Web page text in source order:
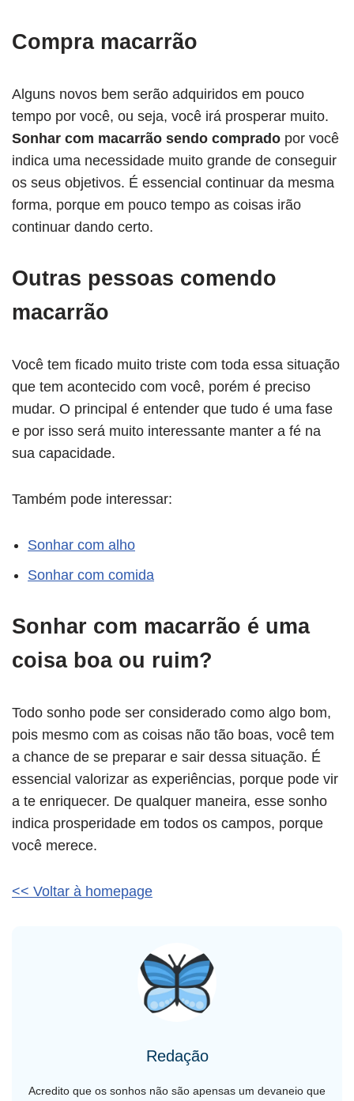
Compra macarrão
Alguns novos bem serão adquiridos em pouco
tempo por você, ou seja, você irá prosperar muito.
Sonhar com macarrão sendo comprado por você
indica uma necessidade muito grande de conseguir
os seus objetivos. É essencial continuar da mesma
forma, porque em pouco tempo as coisas irão
continuar dando certo.
Outras pessoas comendo
macarrão
Você tem ficado muito triste com toda essa situação
que tem acontecido com você, porém é preciso
mudar. O principal é entender que tudo é uma fase
e por isso será muito interessante manter a fé na
sua capacidade.
Também pode interessar:
Sonhar com alho
Sonhar com comida
Sonhar com macarrão é uma
coisa boa ou ruim?
Todo sonho pode ser considerado como algo bom,
pois mesmo com as coisas não tão boas, você tem
a chance de se preparar e sair dessa situação. É
essencial valorizar as experiências, porque pode vir
a te enriquecer. De qualquer maneira, esse sonho
indica prosperidade em todos os campos, porque
você merece.
<< Voltar à homepage
Redação
Acredito que os sonhos não são apensas um devaneio que